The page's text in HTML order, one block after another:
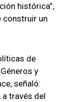
histórica”,
construir un
de
y
señaló:
a través del